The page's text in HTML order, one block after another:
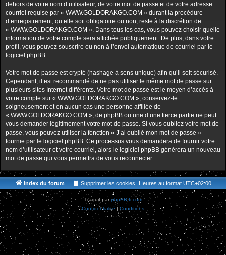
dehors de votre nom d’utilisateur, de votre mot de passe et de votre adresse
courriel requise par « WWW.GOLDORAKGO.COM » durant la procédure
d’enregistrement, qu’elle soit obligatoire ou non, reste à la discrétion de
« WWW.GOLDORAKGO.COM ». Dans tous les cas, vous pouvez choisir quelle
information de votre compte sera affichée publiquement. De plus, dans votre
profil, vous pouvez souscrire ou non à l’envoi automatique de courriel par le
logiciel phpBB.
Votre mot de passe est crypté (hashage à sens unique) afin qu’il soit sécurisé.
Cependant, il est recommandé de ne pas utiliser le même mot de passe sur
plusieurs sites Internet différents. Votre mot de passe est le moyen d’accès à
votre compte sur « WWW.GOLDORAKGO.COM », conservez-le
soigneusement et en aucun cas une personne affiliée de
« WWW.GOLDORAKGO.COM », de phpBB ou une d’une tierce partie ne peut
vous demander légitimement votre mot de passe. Si vous oubliez votre mot de
passe, vous pouvez utiliser la fonction « J’ai oublié mon mot de passe »
fournie par le logiciel phpBB. Ce processus vous demandera de fournir votre
nom d’utilisateur et votre courriel, alors le logiciel phpBB générera un nouveau
mot de passe qui vous permettra de vous reconnecter.
Index du forum Heures au format UTC+02:00
Supprimer les cookies
Traduit parphpBB-fr.com
Confidentialité | Conditions